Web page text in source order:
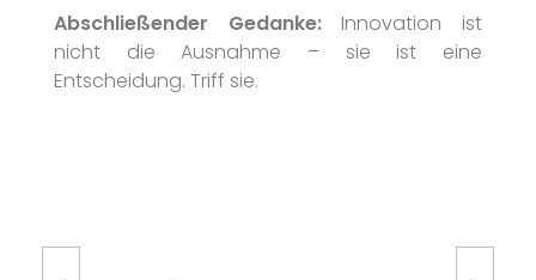
Abschließender Gedanke:Innovation ist
nicht die Ausnahme – sie ist eine
Entscheidung. Triff sie.